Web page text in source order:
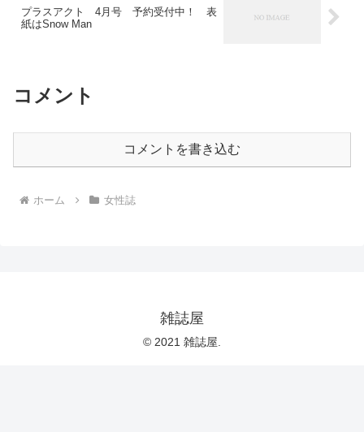
プラスアクト 4月号 予約受付中！ 表
紙はSnow Man
コメント
コメントを書き込む
ホーム 女性誌
雑誌屋
© 2021 雑誌屋.